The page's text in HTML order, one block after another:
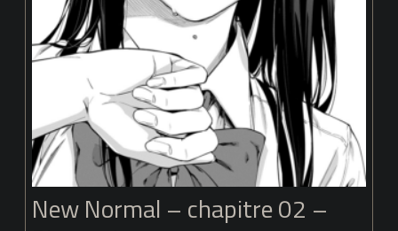
New Normal – chapitre 02 –